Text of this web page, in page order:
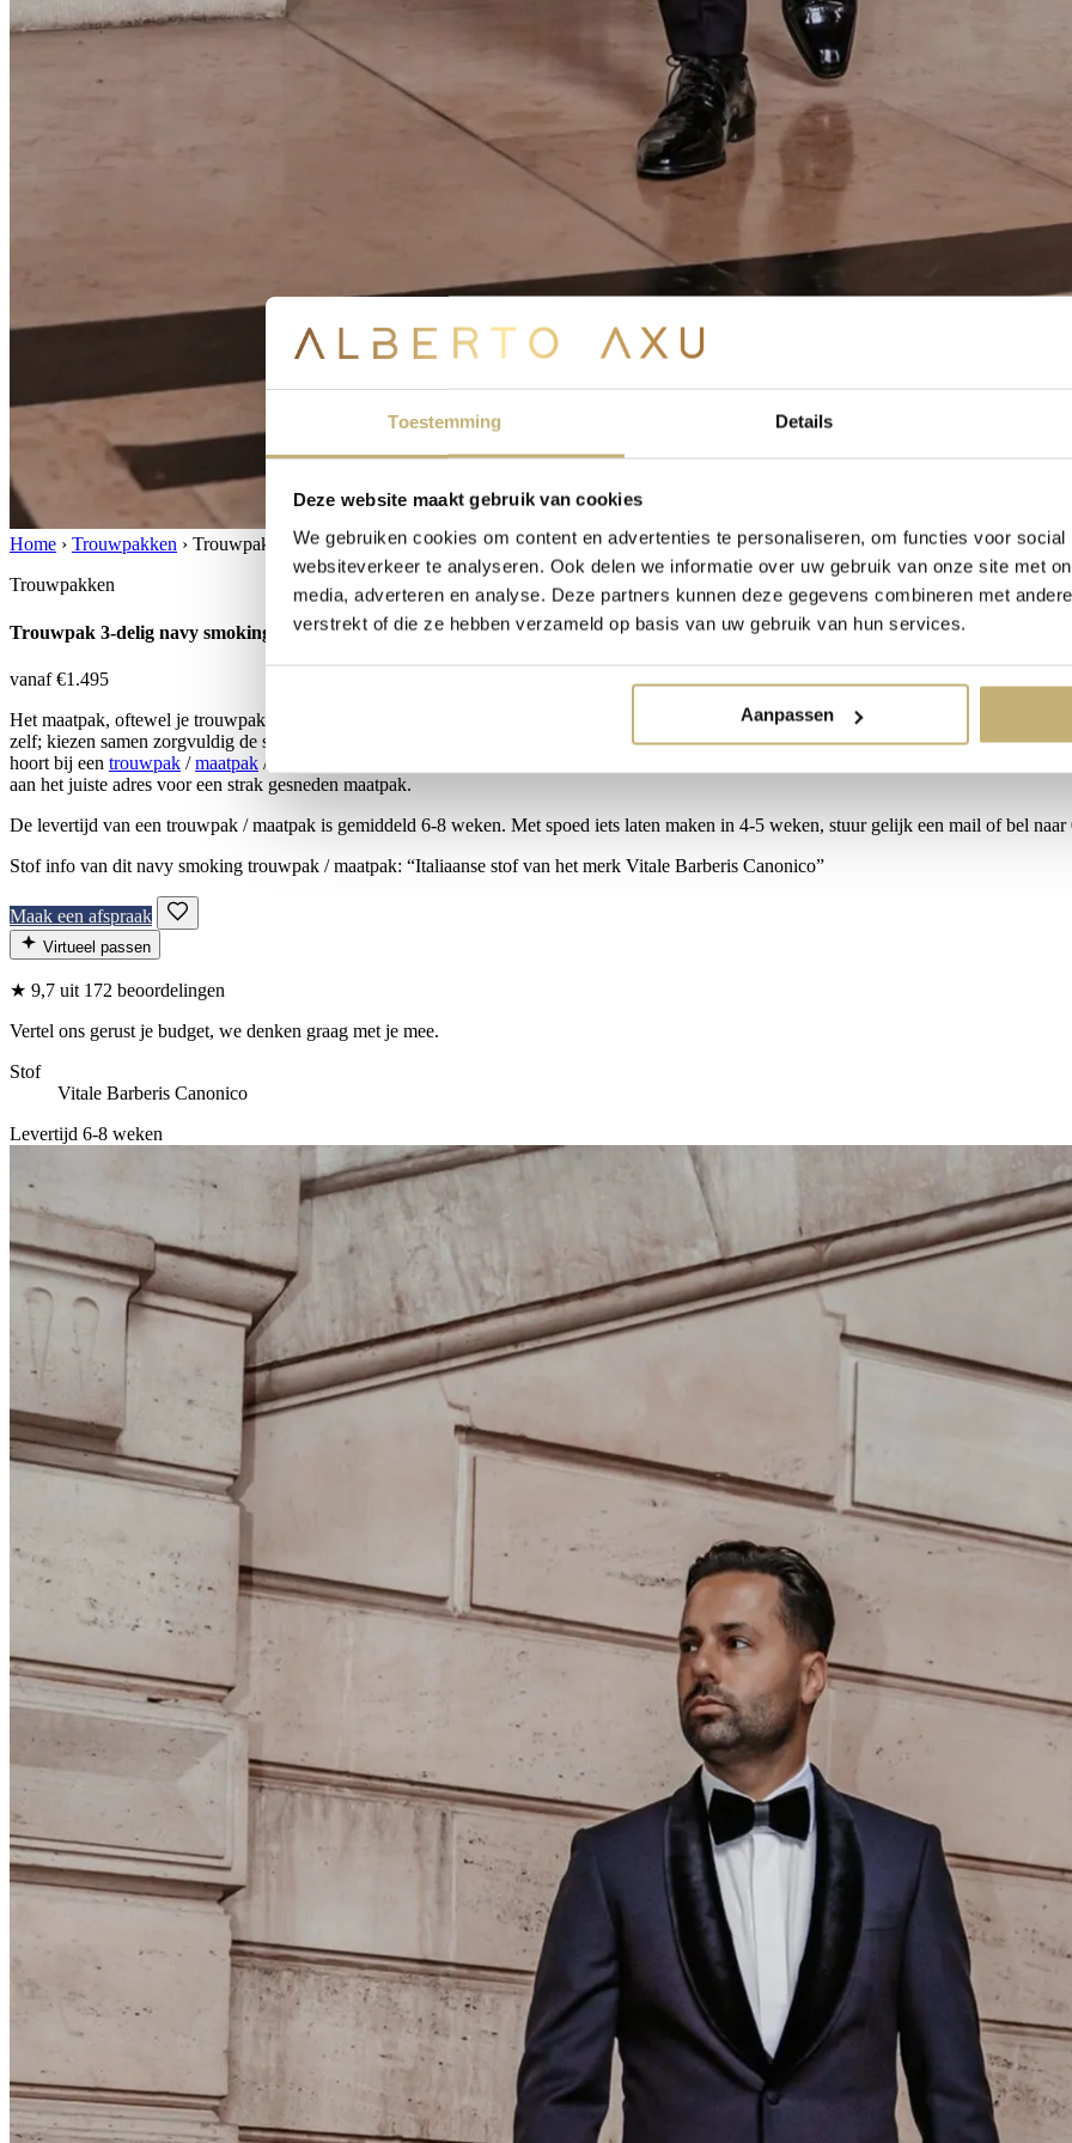
Toestemming Details
Deze website maakt gebruik van cookies
We gebruiken cookies om content en advertenties te personaliseren, om functies voor
websiteverkeer te analyseren. Ook delen we informatie over uw gebruik van onze site met
media, adverteren en analyse. Deze partners kunnen deze gegevens combineren met
verstrekt of die ze hebben verzameld op basis van uw gebruik van hun services.
Aanpassen
Home › Trouwpakken › Trouwpak 3-delig navy smoking
Trouwpakken
Trouwpak 3-delig navy smoking
vanaf €1.495
Het maatpak, oftewel je trouwpak, moet perfect zijn. Het moet voelen als een 2de huid, het moet lekker zitten, maar toch getailleerd en
zelf; kiezen samen zorgvuldig de stof, stijl van colbert, de juist voering en knopen. Puntjes op i worden gezet met een mooie tekst aan de
hoort bij een trouwpak /maatpak /
aan het juiste adres voor een strak gesneden maatpak.
De levertijd van een trouwpak / maatpak is gemiddeld 6-8 weken. Met spoed iets laten maken in 4-5 weken, stuur gelijk een mail of bel
Stof info van dit navy smoking trouwpak / maatpak: “Italiaanse stof van het merk Vitale Barberis Canonico”
Maak een afspraak
Virtueel passen
★ 9,7 uit 172 beoordelingen
Vertel ons gerust je budget, we denken graag met je mee.
Stof
Vitale Barberis Canonico
Levertijd 6-8 weken